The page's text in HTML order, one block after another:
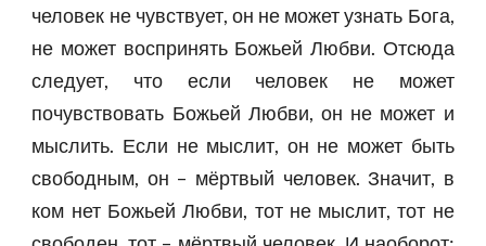
человек не чувствует, он не может узнать Бога,
не может воспринять Божьей Любви. Отсюда
следует, что если человек не может
почувствовать Божьей Любви, он не может и
мыслить. Если не мыслит, он не может быть
свободным, он – мёртвый человек. Значит, в
ком нет Божьей Любви, тот не мыслит, тот не